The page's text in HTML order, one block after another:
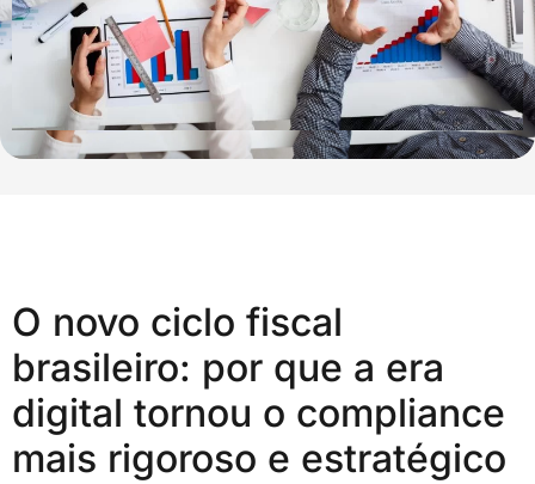
O novo ciclo fiscal
brasileiro: por que a era
digital tornou o compliance
mais rigoroso e estratégico